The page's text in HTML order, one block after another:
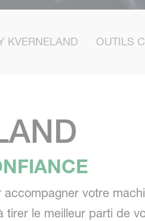
KVERNELAND OUTILS
votre
le meilleur parti de